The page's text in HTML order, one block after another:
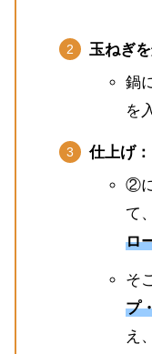
玉ねぎ
鍋
を
仕上げ：
②
て、
ロ
そ
プ
え